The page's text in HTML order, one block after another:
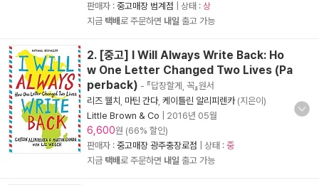
판매자 : 중고매장 범계점 | 상태 : 상
지금 택배로 주문하면 내일 출고 가능
2. [중고] I Will Always Write Back: Ho
w One Letter Changed Two Lives (Pa
perback) - 『답장할게, 꼭』원서
리즈 웰치
마틴 간다, 케이틀린 알리피렌카(지은이)
Little Brown & Co
2016년 05월
6,600원 (66% 할인)
판매자 : 중고매장 광주충장로점 | 상태 : 중
지금 택배로 주문하면 내일 출고 가능